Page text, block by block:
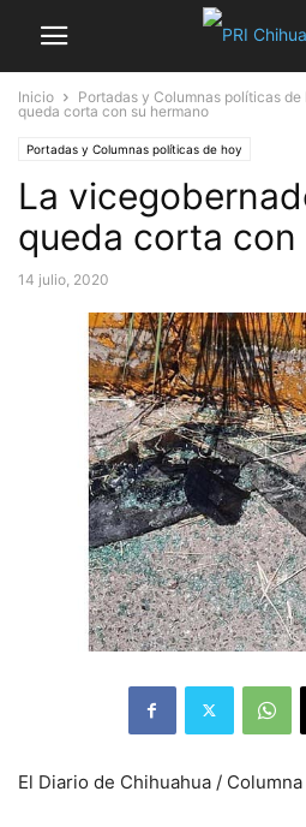
Inicio Portadas y Columnas políticas de
queda corta con su hermano
Portadas y Columnas políticas de hoy
La
queda corta con
14 julio, 2020
El Diario de Chihuahua /